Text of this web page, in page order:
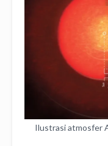
Ilustrasi atmosfer